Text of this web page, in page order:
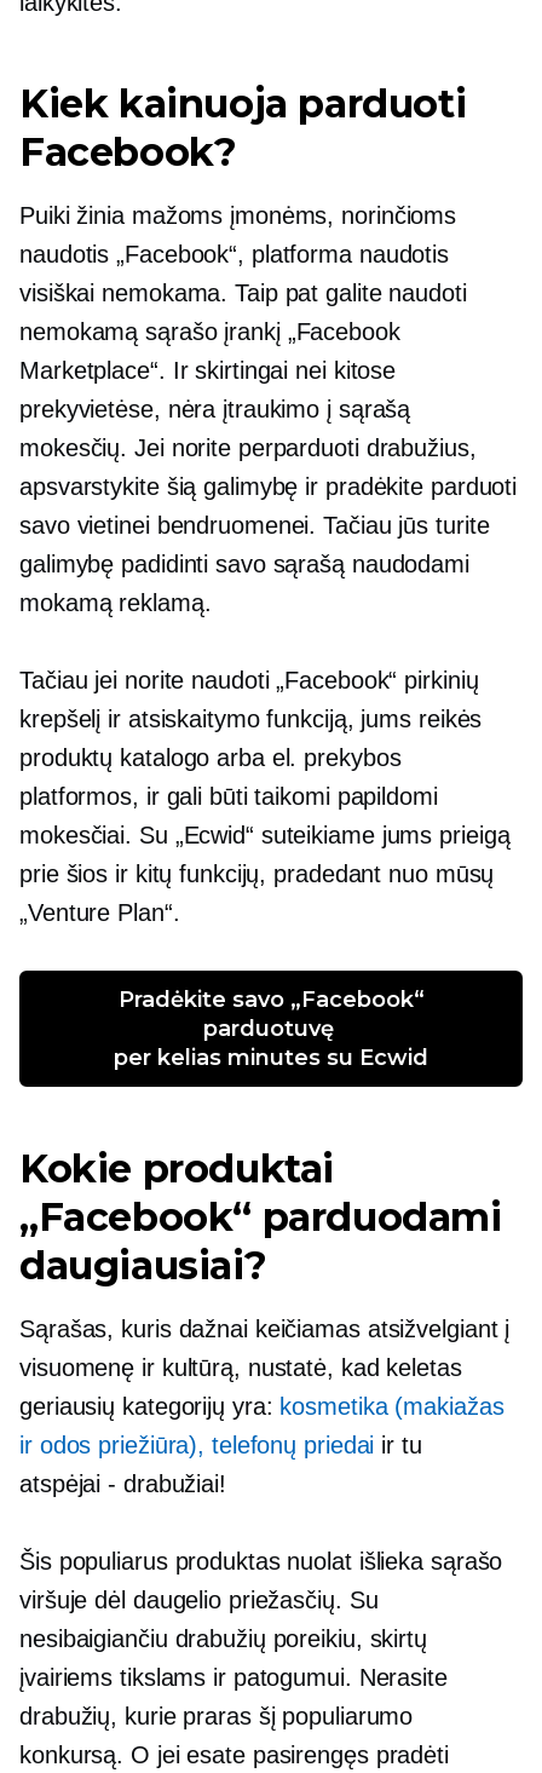
Kiek kainuoja parduoti
Facebook?
Puiki žinia mažoms įmonėms, norinčioms
naudotis „Facebook“, platforma naudotis
visiškai nemokama. Taip pat galite naudoti
nemokamą sąrašo įrankį „Facebook
Marketplace“. Ir skirtingai nei kitose
prekyvietėse, nėra įtraukimo į sąrašą
mokesčių. Jei norite perparduoti drabužius,
apsvarstykite šią galimybę ir pradėkite parduoti
savo vietinei bendruomenei. Tačiau jūs turite
galimybę padidinti savo sąrašą naudodami
mokamą reklamą.
Tačiau jei norite naudoti „Facebook“ pirkinių
krepšelį ir atsiskaitymo funkciją, jums reikės
produktų katalogo arba el. prekybos
platformos, ir gali būti taikomi papildomi
mokesčiai. Su „Ecwid“ suteikiame jums prieigą
prie šios ir kitų funkcijų, pradedant nuo mūsų
„Venture Plan“.
parduotuvę
per kelias minutes su Ecwid
Kokie produktai
„Facebook“ parduodami
daugiausiai?
Sąrašas, kuris dažnai keičiamas atsižvelgiant į
visuomenę ir kultūrą, nustatė, kad keletas
geriausių kategorijų yra: kosmetika (makiažas
ir odos priežiūra), telefonų priedai ir tu
atspėjai- drabužiai!
Šis populiarus produktas nuolat išlieka sąrašo
viršuje dėl daugelio priežasčių. Su
nesibaigiančiu drabužių poreikiu, skirtų
įvairiems tikslams ir patogumui. Nerasite
drabužių, kurie praras šį populiarumo
konkursą. O jei esate pasirengęs pradėti